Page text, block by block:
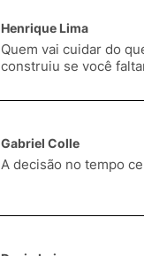
Henrique Lima
Quem vai cuidar do
construiu se você
Gabriel Colle
A decisão no tempo